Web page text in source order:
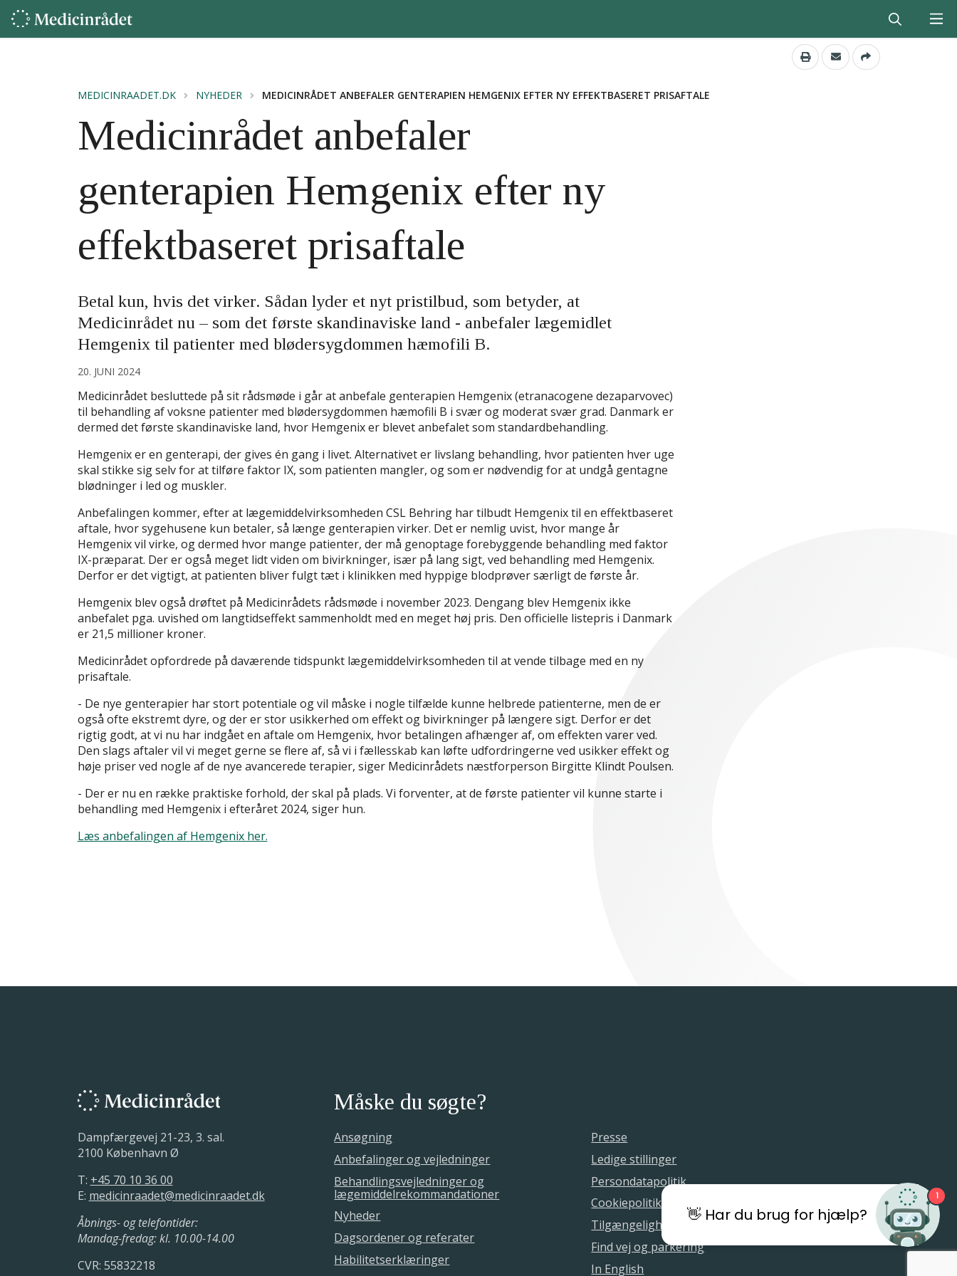
MEDICINRAADET.DK NYHEDER MEDICINRÅDET ANBEFALER GENTERAPIEN HEMGENIX EFTER NY EFFEKTBASERET PRISAFTALE
Medicinrådet anbefaler
genterapien Hemgenix efter ny
effektbaseret prisaftale
Betal kun, hvis det virker. Sådan lyder et nyt pristilbud, som betyder, at
Medicinrådet nu – som det første skandinaviske land - anbefaler lægemidlet
Hemgenix til patienter med blødersygdommen hæmofili B.
20. JUNI 2024
Medicinrådet besluttede på sit rådsmøde i går at anbefale genterapien Hemgenix (etranacogene dezaparvovec)
til behandling af voksne patienter med blødersygdommen hæmofili B i svær og moderat svær grad. Danmark er
dermed det første skandinaviske land, hvor Hemgenix er blevet anbefalet som standardbehandling.
Hemgenix er en genterapi, der gives én gang i livet. Alternativet er livslang behandling, hvor patienten hver uge
skal stikke sig selv for at tilføre faktor IX, som patienten mangler, og som er nødvendig for at undgå gentagne
blødninger i led og muskler.
Anbefalingen kommer, efter at lægemiddelvirksomheden CSL Behring har tilbudt Hemgenix til en effektbaseret
aftale, hvor sygehusene kun betaler, så længe genterapien virker. Det er nemlig uvist, hvor mange år
Hemgenix vil virke, og dermed hvor mange patienter, der må genoptage forebyggende behandling med faktor
IX-præparat. Der er også meget lidt viden om bivirkninger, især på lang sigt, ved behandling med Hemgenix.
Derfor er det vigtigt, at patienten bliver fulgt tæt i klinikken med hyppige blodprøver særligt de første år.
Hemgenix blev også drøftet på Medicinrådets rådsmøde i november 2023. Dengang blev Hemgenix ikke
anbefalet pga. uvished om langtidseffekt sammenholdt med en meget høj pris. Den officielle listepris i Danmark
er 21,5 millioner kroner.
Medicinrådet opfordrede på daværende tidspunkt lægemiddelvirksomheden til at vende tilbage med en ny
prisaftale.
- De nye genterapier har stort potentiale og vil måske i nogle tilfælde kunne helbrede patienterne, men de er
også ofte ekstremt dyre, og der er stor usikkerhed om effekt og bivirkninger på længere sigt. Derfor er det
rigtig godt, at vi nu har indgået en aftale om Hemgenix, hvor betalingen afhænger af, om effekten varer ved.
Den slags aftaler vil vi meget gerne se flere af, så vi i fællesskab kan løfte udfordringerne ved usikker effekt og
høje priser ved nogle af de nye avancerede terapier, siger Medicinrådets næstforperson Birgitte Klindt Poulsen.
- Der er nu en række praktiske forhold, der skal på plads. Vi forventer, at de første patienter vil kunne starte i
behandling med Hemgenix i efteråret 2024, siger hun.
Læs anbefalingen af Hemgenix her.
Dampfærgevej 21-23, 3. sal.
2100 København Ø
T: +45 70 10 36 00
E: medicinraadet@medicinraadet.dk
Åbnings- og telefontider:
Mandag-fredag: kl. 10.00-14.00
CVR: 55832218
Måske du søgte?
Ansøgning
Anbefalinger og vejledninger
Behandlingsvejledninger og
lægemiddelrekommandationer
Nyheder
Dagsordener og referater
Habilitetserklæringer
Presse
Ledige stillinger
Persondatapolitik
Cookiepolitik
Tilgængelighedserklæring
Find vej og parkering
In English
👋 Har du brug for hjælp?
1